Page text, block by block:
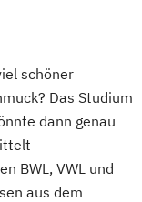
schöner
Das Studium
dann genau
BWL, VWL und
aus dem